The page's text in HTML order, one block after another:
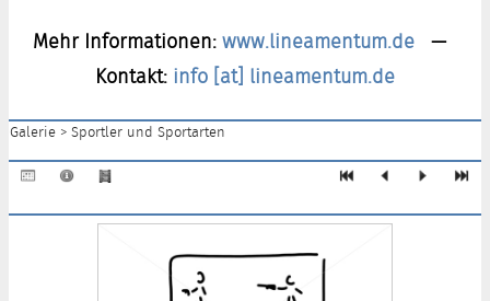
Mehr Informationen:www.lineamentum.de —
Kontakt: info [at] lineamentum.de
Galerie > Sportler und Sportarten